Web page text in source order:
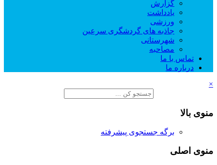
گزارش
یادداشت
ورزشی
جاذبه های گردشگری سرعین
شهرستانی
مصاحبه
تماس با ما
درباره ما
×
منوی بالا
برگه جستجوی پیشرفته
منوی اصلی